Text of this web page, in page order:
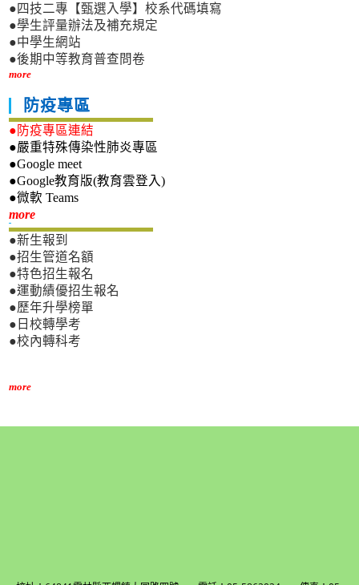
●四技二專【甄選入學】校系代碼填寫
●學生評量辦法及補充規定
●中學生網站
●後期中等教育普查問卷
more
防疫專區
●防疫專區連結
●嚴重特殊傳染性肺炎專區
●Google meet
●Google教育版(教育雲登入)
●微軟 Teams
more新生專區
●新生報到
●招生管道名額
●特色招生報名
●運動績優招生報名
●歷年升學榜單
●日校轉學考
●校內轉科考
more